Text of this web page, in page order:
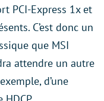
PCI-Express 1x et
C’est donc un
que MSI
attendre un autre
d’une